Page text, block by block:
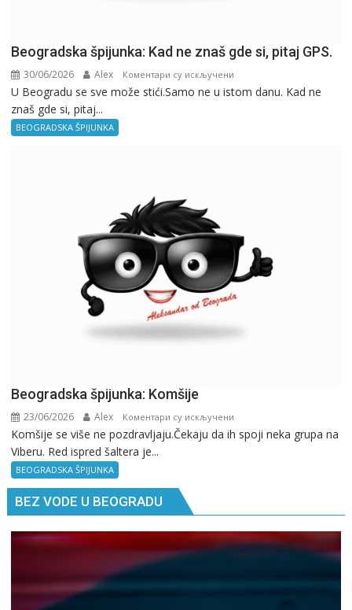
Beogradska špijunka: Kad ne znaš gde si, pitaj GPS.
30/06/2026 Alex Коментари су искључени
Beogradska
U Beogradu se sve može stići.Samo ne u istom danu. Kad ne
znaš gde si, pitaj...
BEOGRADSKA ŠPIJUNKA
Beogradska špijunka: Komšije
23/06/2026 Alex Коментари су искључени
Beogradska
Komšije se više ne pozdravljaju.Čekaju da ih spoji neka grupa na
Viberu. Red ispred šaltera je...
BEOGRADSKA ŠPIJUNKA
BEZ VODE U BEOGRADU